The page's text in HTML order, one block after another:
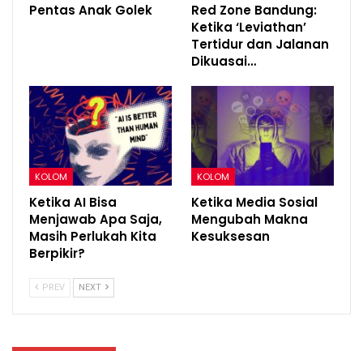
Pentas Anak Golek
Red Zone Bandung:
Ketika ‘Leviathan’
Tertidur dan Jalanan
Dikuasai…
KOLOM
Ketika AI Bisa
Menjawab Apa Saja,
Masih Perlukah Kita
Berpikir?
KOLOM
Ketika Media Sosial
Mengubah Makna
Kesuksesan
PREV NEXT